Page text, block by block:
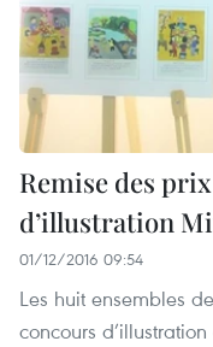
Remise des
d’illustration
01/12/2016 09:54
Les huit ensembles
concours